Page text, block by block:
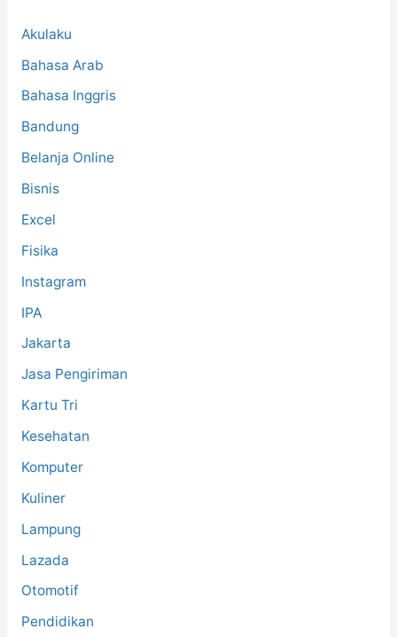
Akulaku
Bahasa Arab
Bahasa Inggris
Bandung
Belanja Online
Bisnis
Excel
Fisika
Instagram
IPA
Jakarta
Jasa Pengiriman
Kartu Tri
Kesehatan
Komputer
Kuliner
Lampung
Lazada
Otomotif
Pendidikan